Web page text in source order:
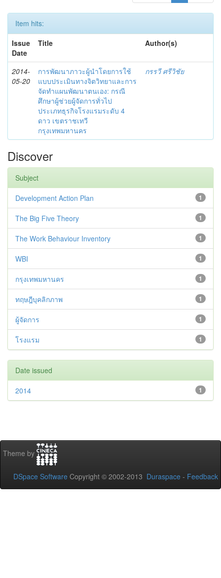
Item hits:
Issue
Date
Title Author(s)
2014-
05-20
การพัฒนาภาวะผู้นำโดยการใช้
แบบประเมินทางจิตวิทยาและการ
จัดทำแผนพัฒนาตนเอง: กรณี
ศึกษาผู้ช่วยผู้จัดการทั่วไป
ประเภทธุรกิจโรงแรมระดับ 4
ดาว เขตราชเทวี
กรุงเทพมหานคร
กรรวี ศรีวิชัย
Discover
Subject
1
Development Action Plan
1
The Big Five Theory
1
The Work Behaviour Inventory
1
WBI
1
กรุงเทพมหานคร
1
ทฤษฎีบุคลิกภาพ
1
ผู้จัดการ
1
โรงแรม
Date issued
1
2014
Theme by
DSpace Software Copyright © 2002-2013 Duraspace - Feedback